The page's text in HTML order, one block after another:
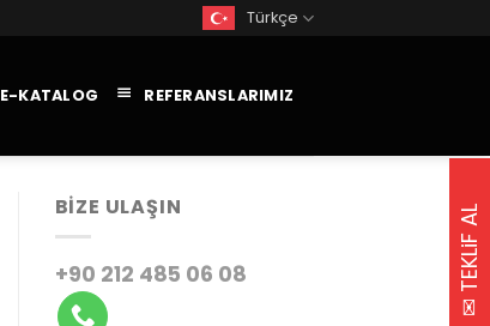
Türkçe
E-KATALOG REFERANSLARIMIZ
BIZE ULAŞIN
+90 212 485 06 08 ✉ TEKLiF AL